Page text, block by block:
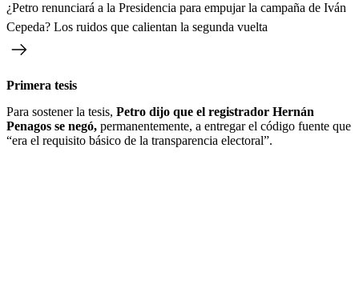
¿Petro renunciará a la Presidencia para empujar la campaña de Iván
Cepeda? Los ruidos que calientan la segunda vuelta
Primera tesis
Para sostener la tesis, Petro dijo que el registrador Hernán
Penagos se negó, permanentemente, a entregar el código fuente que
“era el requisito básico de la transparencia electoral”.